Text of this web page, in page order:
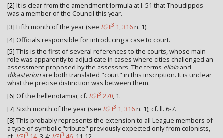
[2] It is clear from the amendment formula at l. 51 that Thoudippos
was a member of the Council this year.
[3] Fifth month of the year (see IGII3 1, 316n. 1).
[4] Officials responsible for introducing a case to court.
[5] This is the first of several references to the courts, whose main
role was apparently to adjudicate in cases where cities challenged an
assessment proposed by the assessors. The terms eliaiaand
dikasterion are both translated "court" in this inscription. It is unclear
what the precise distinction was between them.
[6] Of the hellenotamiai, cf. IGI3 270, 1.
[7] Sixth month of the year (see IGII3 1, 316n. 1); cf. ll. 6-7.
[8] This probably represents the extension to all League members of
a type of symbolic "tribute" previously expected only from colonists,
cf. IGI3 14, 3-4; IGI3 46 , 11-12.